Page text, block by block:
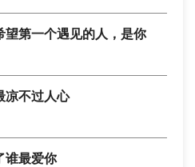
第一个遇见的人，是你
凉不过人心
谁最爱你